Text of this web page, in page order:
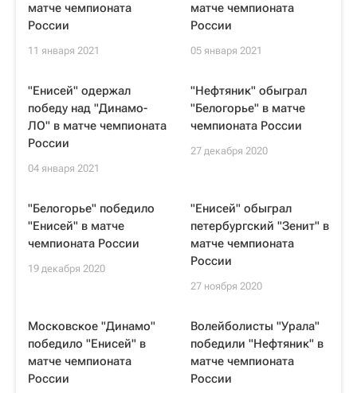
матче чемпионата
России
11 января 2021
матче чемпионата
России
05 января 2021
"Енисей" одержал
победу над "Динамо-
ЛО" в матче чемпионата
России
04 января 2021
"Нефтяник" обыграл
"Белогорье" в матче
чемпионата России
27 декабря 2020
"Белогорье" победило
"Енисей" в матче
чемпионата России
19 декабря 2020
"Енисей" обыграл
петербургский "Зенит" в
матче чемпионата
России
27 ноября 2020
Московское "Динамо"
победило "Енисей" в
матче чемпионата
России
Волейболисты "Урала"
победили "Нефтяник" в
матче чемпионата
России